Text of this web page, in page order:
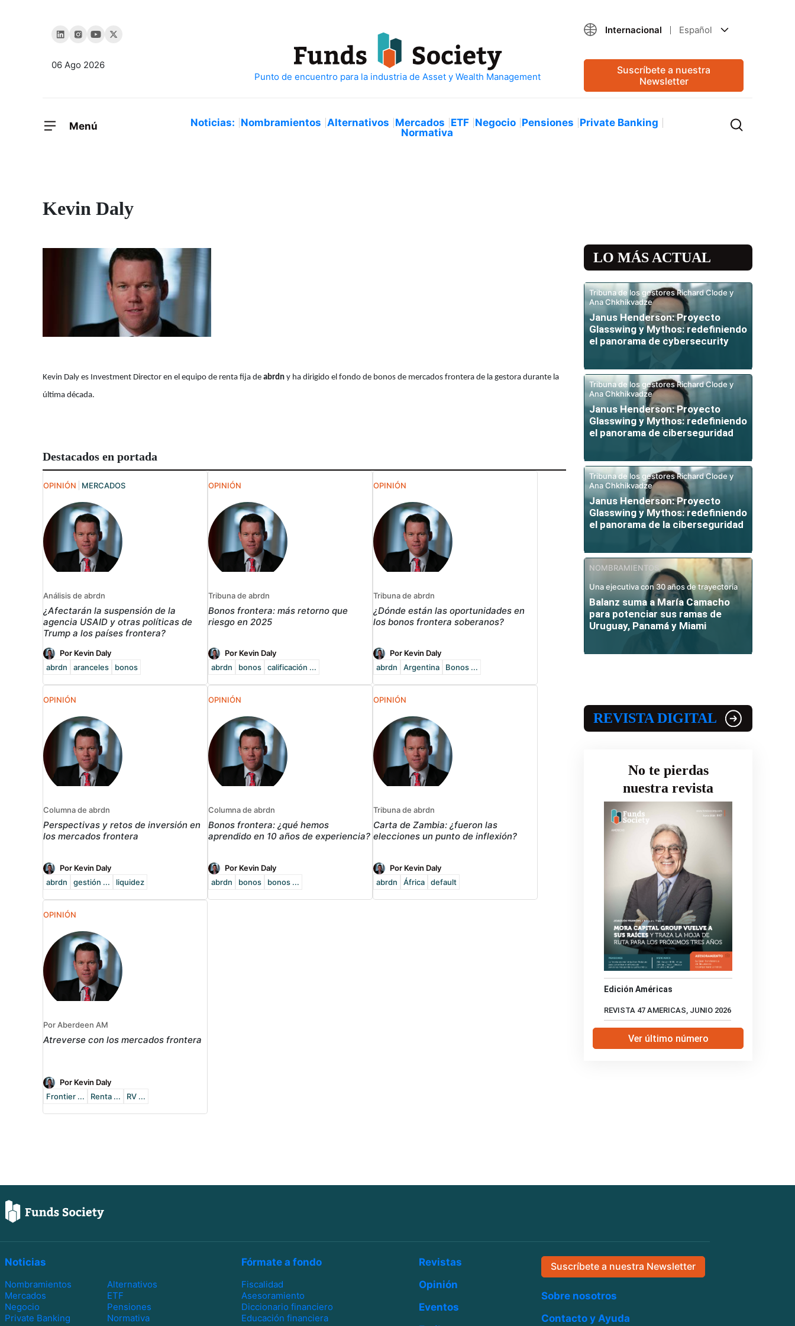
06 Ago 2026
Internacional Español
Suscríbete a nuestra
Newsletter
Menú Noticias: Nombramientos Alternativos Mercados ETF Negocio Pensiones Private Banking
Normativa
Kevin Daly
Kevin Daly es Investment Director en el equipo de renta fija de abrdn y ha dirigido el fondo de bonos de mercados frontera de la gestora durante la
última década.
Destacados en portada
OPINIÓN MERCADOS
Análisis de abrdn
¿Afectarán la suspensión de la
agencia USAID y otras políticas de
Trump a los países frontera?
Por Kevin Daly
abrdn
aranceles bonos
OPINIÓN
Tribuna de abrdn
Bonos frontera: más retorno que
riesgo en 2025
Por Kevin Daly
abrdn
bonos calificación ...
OPINIÓN
Tribuna de abrdn
¿Dónde están las oportunidades en
los bonos frontera soberanos?
Por Kevin Daly
abrdn
Argentina Bonos ...
OPINIÓN
Columna de abrdn
Perspectivas y retos de inversión en
los mercados frontera
Por Kevin Daly
abrdn
gestión ... liquidez
OPINIÓN
Columna de abrdn
Bonos frontera: ¿qué hemos
aprendido en 10 años de experiencia?
Por Kevin Daly
abrdn
bonos bonos ...
OPINIÓN
Tribuna de abrdn
Carta de Zambia: ¿fueron las
elecciones un punto de inflexión?
Por Kevin Daly
abrdn
África default
OPINIÓN
Por Aberdeen AM
Atreverse con los mercados frontera
Por Kevin Daly
Frontier ...
Renta ... RV ...
LO MÁS ACTUAL
Tribuna de los gestores Richard Clode y
Ana Chkhikvadze
Janus Henderson: Proyecto
Glasswing y Mythos: redefiniendo
el panorama de cybersecurity
Tribuna de los gestores Richard Clode y
Ana Chkhikvadze
Janus Henderson: Proyecto
Glasswing y Mythos: redefiniendo
el panorama de ciberseguridad
Tribuna de los gestores Richard Clode y
Ana Chkhikvadze
Janus Henderson: Proyecto
Glasswing y Mythos: redefiniendo
el panorama de la ciberseguridad
NOMBRAMIENTOS
Una ejecutiva con 30 años de trayectoria
Balanz suma a María Camacho
para potenciar sus ramas de
Uruguay, Panamá y Miami
REVISTA DIGITAL
No te pierdas
nuestra revista
Edición Américas
REVISTA 47 AMERICAS, JUNIO 2026
Ver último número
Noticias
Nombramientos
Alternativos
Mercados
ETF
Negocio
Pensiones
Private Banking
Normativa
Fórmate a fondo
Fiscalidad
Asesoramiento
Diccionario financiero
Educación financiera
Revistas
Opinión
Eventos
Suscríbete a nuestra Newsletter
Sobre nosotros
Contacto y Ayuda